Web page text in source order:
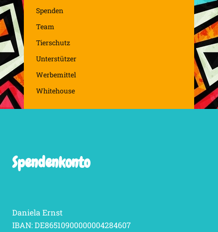
Spenden
Team
Tierschutz
Unterstützer
Werbemittel
Whitehouse
Spendenkonto
Daniela Ernst
IBAN: DE86510900000004284607